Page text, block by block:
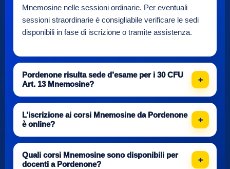
Mnemosine nelle sessioni ordinarie. Per eventuali
sessioni straordinarie è consigliabile verificare le sedi
disponibili in fase di iscrizione o tramite assistenza.
Pordenone risulta sede d’esame per i 30 CFU
Art. 13 Mnemosine?
L’iscrizione ai corsi Mnemosine da Pordenone
è online?
Quali corsi Mnemosine sono disponibili per
docenti a Pordenone?